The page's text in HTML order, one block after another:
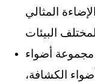
المثالي
أضواء
الكشافة،